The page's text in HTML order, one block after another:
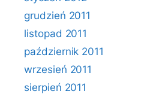
grudzień 2011
listopad 2011
październik 2011
wrzesień 2011
sierpień 2011